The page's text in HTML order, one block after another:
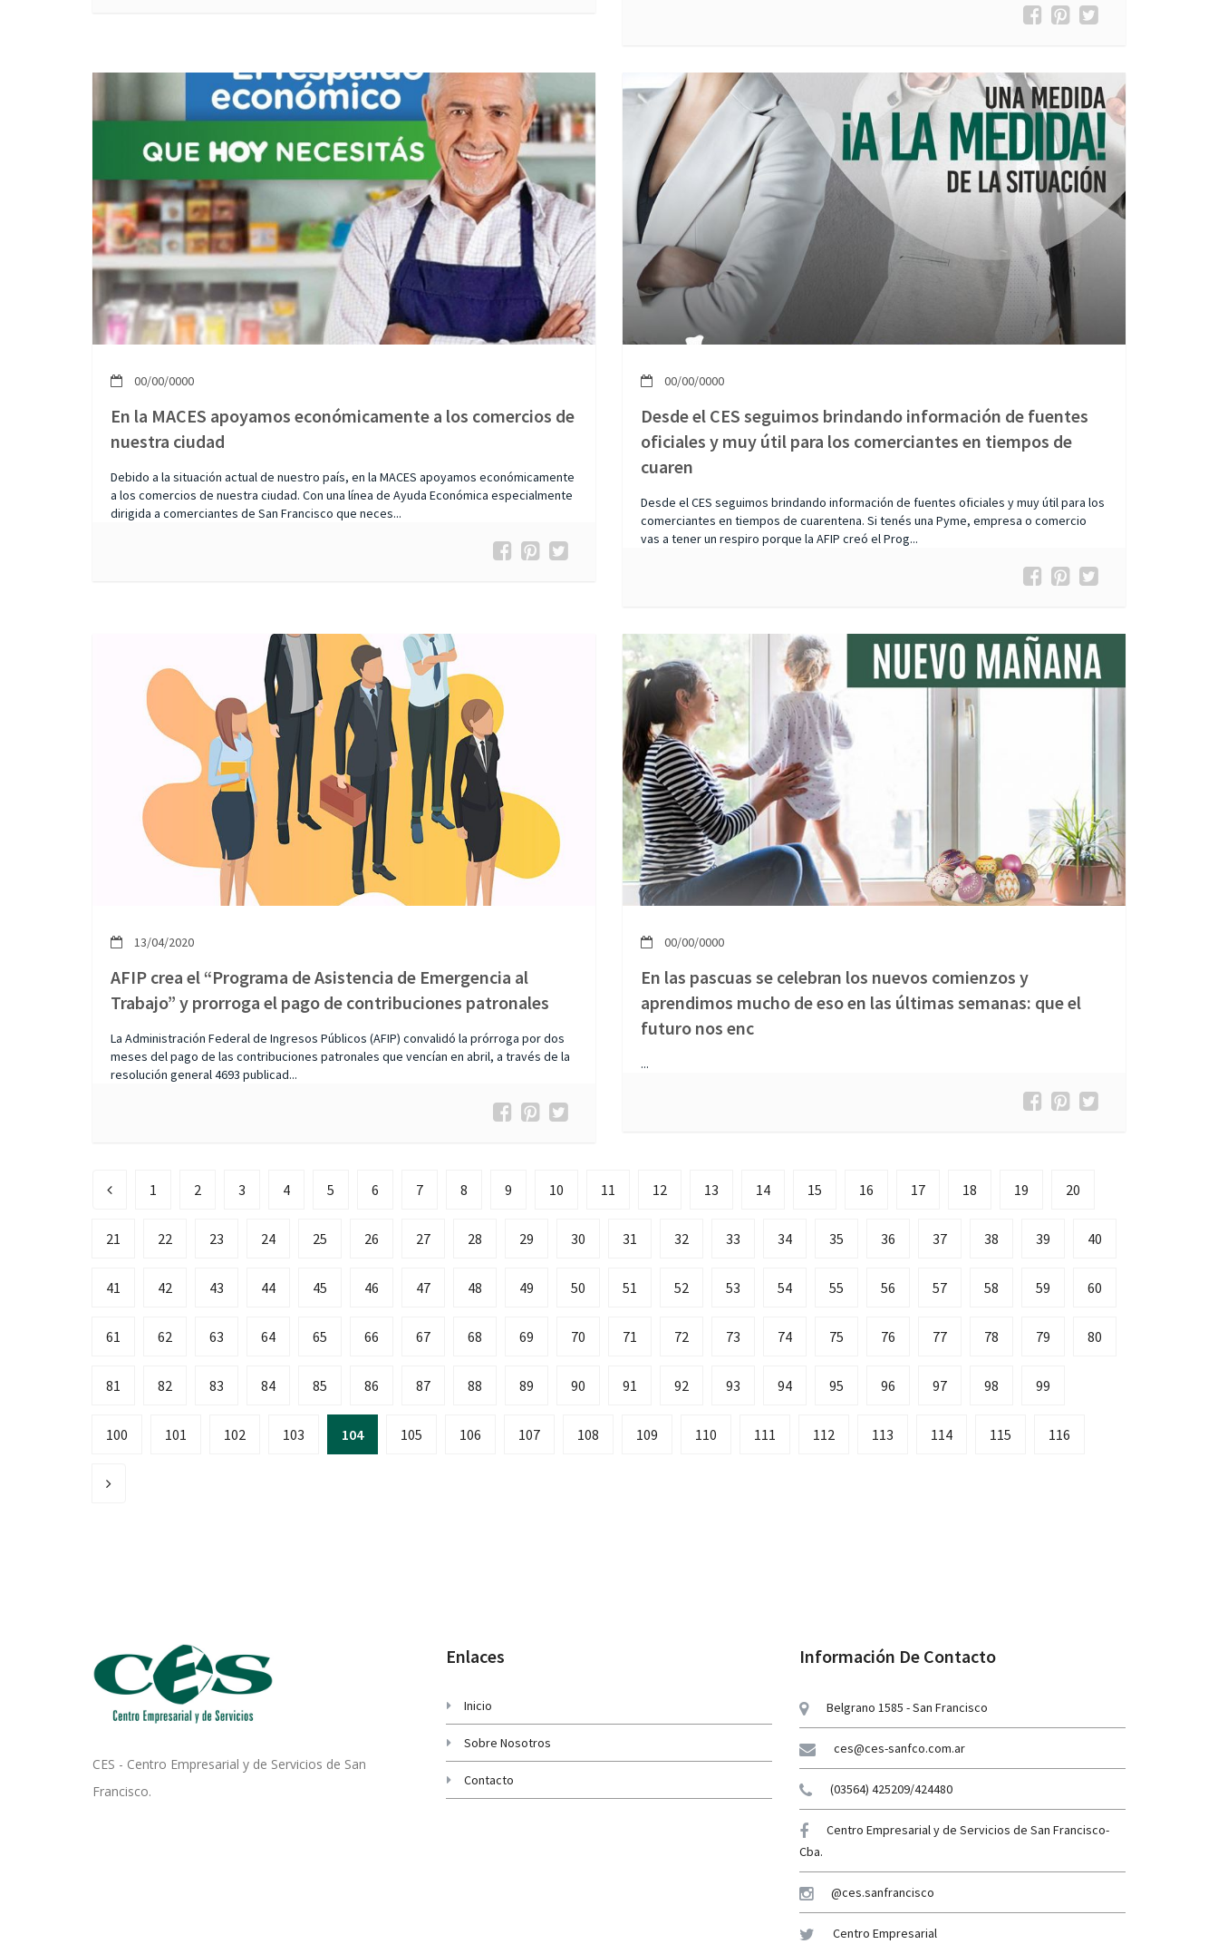
00/00/0000
En la MACES apoyamos económicamente a los comercios de
nuestra ciudad
Debido a la situación actual de nuestro país, en la MACES apoyamos económicamente
a los comercios de nuestra ciudad. Con una línea de Ayuda Económica especialmente
dirigida a comerciantes de San Francisco que neces...
00/00/0000
Desde el CES seguimos brindando información de fuentes
oficiales y muy útil para los comerciantes en tiempos de
cuaren
Desde el CES seguimos brindando información de fuentes oficiales y muy útil para los
comerciantes en tiempos de cuarentena. Si tenés una Pyme, empresa o comercio
vas a tener un respiro porque la AFIP creó el Prog...
13/04/2020
AFIP crea el “Programa de Asistencia de Emergencia al
Trabajo” y prorroga el pago de contribuciones patronales
La Administración Federal de Ingresos Públicos (AFIP) convalidó la prórroga por dos
meses del pago de las contribuciones patronales que vencían en abril, a través de la
resolución general 4693 publicad...
00/00/0000
En las pascuas se celebran los nuevos comienzos y
aprendimos mucho de eso en las últimas semanas: que el
futuro nos enc
...
1 2 3 4 5 6 7 8 9 10 11 12 13 14 15 16 17 18 19 20
21 22 23 24 25 26 27 28 29 30 31 32 33 34 35 36 37 38 39 40
41 42 43 44 45 46 47 48 49 50 51 52 53 54 55 56 57 58 59 60
61 62 63 64 65 66 67 68 69 70 71 72 73 74 75 76 77 78 79 80
81 82 83 84 85 86 87 88 89 90 91 92 93 94 95 96 97 98 99
100 101 102 103 104 105 106 107 108 109 110 111 112 113 114 115 116
CES - Centro Empresarial y de Servicios de San
Francisco.
Enlaces
Inicio
Sobre Nosotros
Contacto
Información De Contacto
Belgrano 1585 - San Francisco
ces@ces-sanfco.com.ar
(03564) 425209/424480
Centro Empresarial y de Servicios de San Francisco-
Cba.
@ces.sanfrancisco
Centro Empresarial